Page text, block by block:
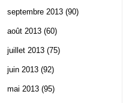
septembre 2013 (90)
août 2013 (60)
juillet 2013 (75)
juin 2013 (92)
mai 2013 (95)